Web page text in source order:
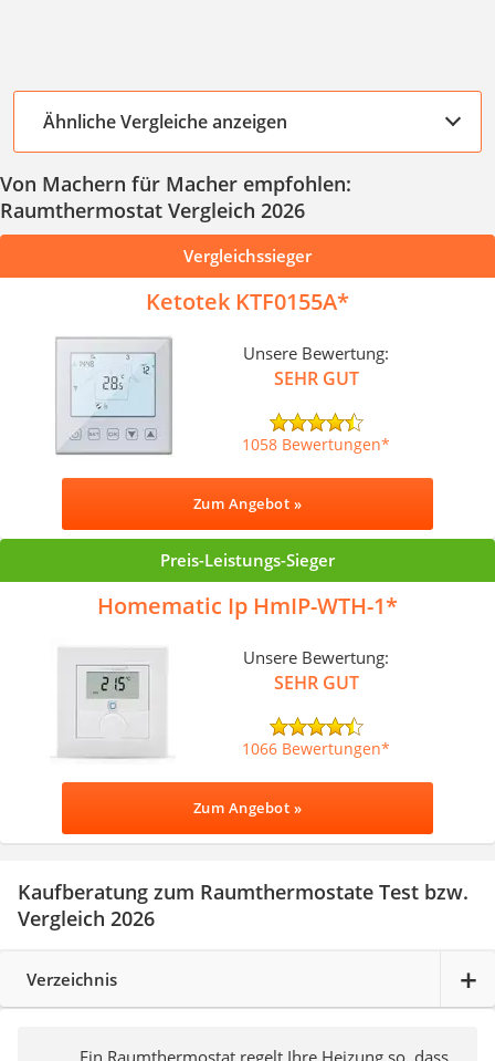
Ähnliche Vergleiche anzeigen
Von Machern für Macher empfohlen:
Raumthermostat Vergleich 2026
Vergleichssieger
Ketotek KTF0155A
Unsere Bewertung:
SEHR GUT
1058 Bewertungen
Zum Angebot »
Preis-Leistungs-Sieger
Homematic Ip ‎HmIP-WTH-1
Unsere Bewertung:
SEHR GUT
1066 Bewertungen
Zum Angebot »
Kaufberatung zum Raumthermostate Test bzw.
Vergleich 2026
Verzeichnis